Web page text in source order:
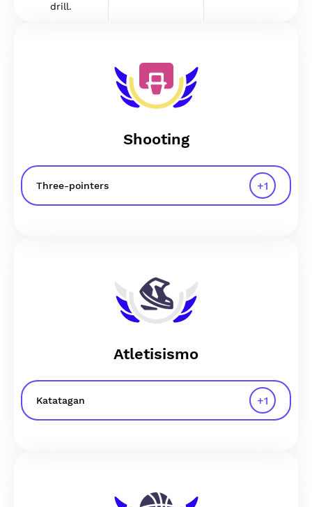
drill.
Shooting
Three-pointers +1
Atletisismo
Katatagan +1